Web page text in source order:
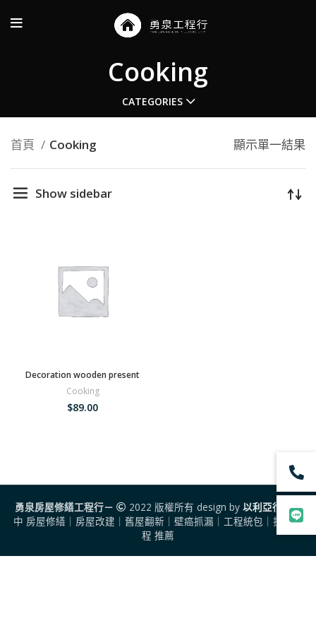
Cooking
CATEGORIES
首頁 Cooking 顯示單一結果
Show sidebar
Decoration wooden present
Cooking
$89.00
勇泉房屋修繕工程行－ 2022 版權所有 design by 以利亞行銷台
中 房屋修繕｜房屋改建｜舊屋翻新｜壁癌抓漏｜工程統包｜拆除工
程 推薦